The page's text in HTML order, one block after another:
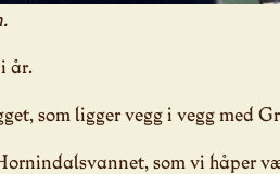
år.
som ligger vegg i vegg med
som vi håper